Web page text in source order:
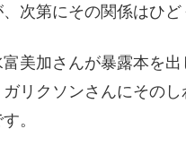
次第にその関係はひど
美加さんが暴露本を
ガリクソンさんにその
。